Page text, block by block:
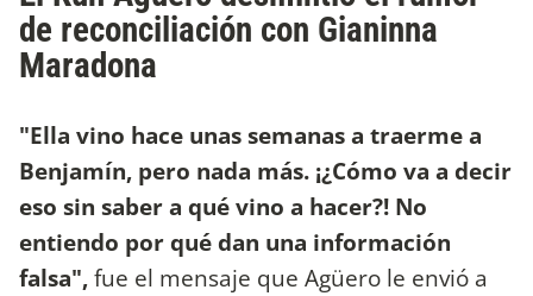
de reconciliación con Gianinna
Maradona
"Ella vino hace unas semanas a traerme a
Benjamín, pero nada más. ¡¿Cómo va a decir
eso sin saber a qué vino a hacer?! No
entiendo por qué dan una información
falsa",fue el mensaje que Agüero le envió a